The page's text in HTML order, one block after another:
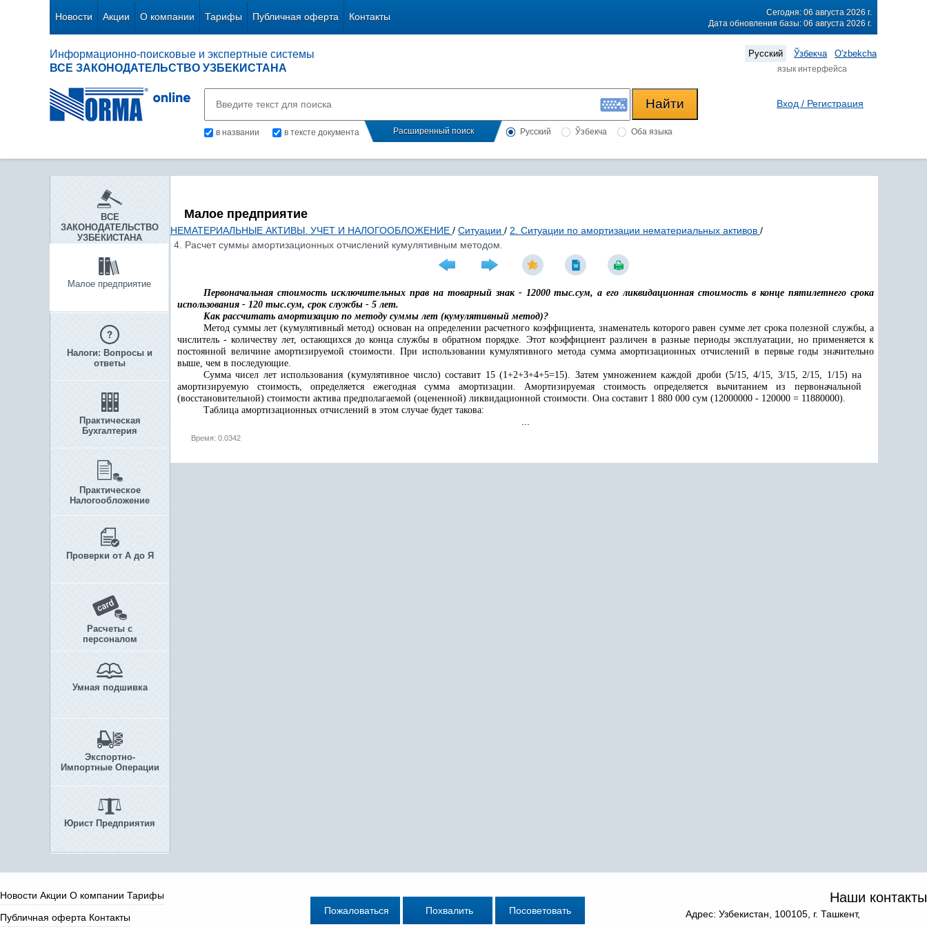
Новости Акции О компании Тарифы Публичная оферта Контакты
Сегодня: 06 августа 2026 г.
Дата обновления базы: 06 августа 2026 г.
Информационно-поисковые и экспертные системы
ВСЕ ЗАКОНОДАТЕЛЬСТВО УЗБЕКИСТАНА
Русский Ўзбекча O'zbekcha
язык интерфейса
в названии в тексте документа Расширенный поиск Русский Ўзбекча Оба языка
Вход / Регистрация
ВСЕ
ЗАКОНОДАТЕЛЬСТВО
УЗБЕКИСТАНА
Малое предприятие
Налоги: Вопросы и
ответы
Практическая
Бухгалтерия
Практическое
Налогообложение
Проверки от А до Я
Расчеты с
персоналом
Умная подшивка
Экспортно-
Импортные Операции
Юрист Предприятия
Малое предприятие
НЕМАТЕРИАЛЬНЫЕ АКТИВЫ. УЧЕТ И НАЛОГООБЛОЖЕНИЕ / Ситуации / 2. Ситуации по амортизации нематериальных активов /
4. Расчет суммы амортизационных отчислений кумулятивным методом.
Первоначальная стоимость исключительных прав на товарный знак - 12000 тыс.сум, а его ликвидационная стоимость в конце пятилетнего срока
использования - 120 тыс.сум, срок службы - 5 лет.
Как рассчитать амортизацию по методу суммы лет (кумулятивный метод)?
Метод суммы лет (кумулятивный метод) основан на определении расчетного коэффициента, знаменатель которого равен сумме лет срока полезной службы, а
числитель - количеству лет, остающихся до конца службы в обратном порядке. Этот коэффициент различен в разные периоды эксплуатации, но применяется к
постоянной величине амортизируемой стоимости. При использовании кумулятивного метода сумма амортизационных отчислений в первые годы значительно
выше, чем в последующие.
Сумма чисел лет использования (кумулятивное число) составит 15 (1+2+3+4+5=15). Затем умножением каждой дроби (5/15, 4/15, 3/15, 2/15, 1/15) на
амортизируемую стоимость, определяется ежегодная сумма амортизации. Амортизируемая стоимость определяется вычитанием из первоначальной
(восстановительной) стоимости актива предполагаемой (оцененной) ликвидационной стоимости. Она составит 1 880 000 сум (12000000 - 120000 = 11880000).
Таблица амортизационных отчислений в этом случае будет такова:
Время: 0.0342
Новости Акции О компании Тарифы
Публичная оферта Контакты
Наши контакты
Адрес: Узбекистан, 100105, г. Ташкент,